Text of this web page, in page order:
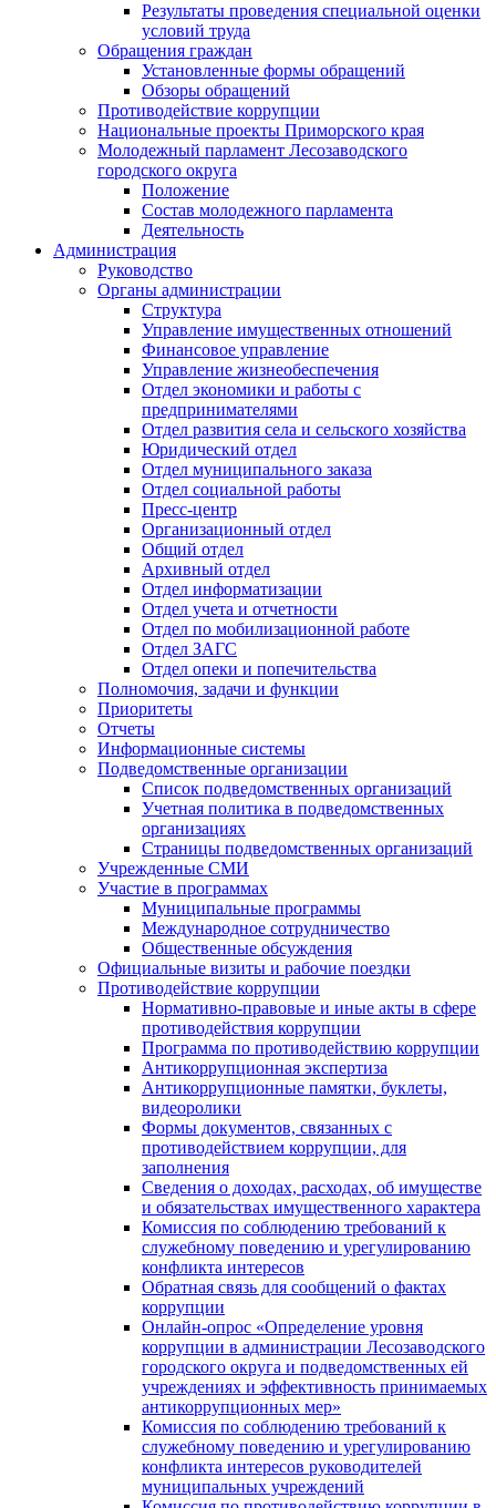
Результаты проведения специальной оценки
условий труда
Обращения граждан
Установленные формы обращений
Обзоры обращений
Противодействие коррупции
Национальные проекты Приморского края
Молодежный парламент Лесозаводского
городского округа
Положение
Состав молодежного парламента
Деятельность
Администрация
Руководство
Органы администрации
Структура
Управление имущественных отношений
Финансовое управление
Управление жизнеобеспечения
Отдел экономики и работы с
предпринимателями
Отдел развития села и сельского хозяйства
Юридический отдел
Отдел муниципального заказа
Отдел социальной работы
Пресс-центр
Организационный отдел
Общий отдел
Архивный отдел
Отдел информатизации
Отдел учета и отчетности
Отдел по мобилизационной работе
Отдел ЗАГС
Отдел опеки и попечительства
Полномочия, задачи и функции
Приоритеты
Отчеты
Информационные системы
Подведомственные организации
Список подведомственных организаций
Учетная политика в подведомственных
организациях
Страницы подведомственных организаций
Учрежденные СМИ
Участие в программах
Муниципальные программы
Международное сотрудничество
Общественные обсуждения
Официальные визиты и рабочие поездки
Противодействие коррупции
Нормативно-правовые и иные акты в сфере
противодействия коррупции
Программа по противодействию коррупции
Антикоррупционная экспертиза
Антикоррупционные памятки, буклеты,
видеоролики
Формы документов, связанных с
противодействием коррупции, для
заполнения
Сведения о доходах, расходах, об имуществе
и обязательствах имущественного характера
Комиссия по соблюдению требований к
служебному поведению и урегулированию
конфликта интересов
Обратная связь для сообщений о фактах
коррупции
Онлайн-опрос «Определение уровня
коррупции в администрации Лесозаводского
городского округа и подведомственных ей
учреждениях и эффективность принимаемых
антикоррупционных мер»
Комиссия по соблюдению требований к
служебному поведению и урегулированию
конфликта интересов руководителей
муниципальных учреждений